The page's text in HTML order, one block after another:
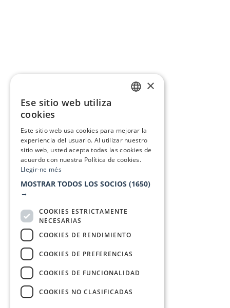
×
Ese sitio web utiliza
cookies
Este sitio web usa cookies para mejorar la
experiencia del usuario. Al utilizar nuestro
sitio web, usted acepta todas las cookies de
acuerdo con nuestra Política de cookies.
Llegir-ne més
MOSTRAR TODOS LOS SOCIOS (1650)
→
COOKIES ESTRICTAMENTE
NECESARIAS
COOKIES DE RENDIMIENTO
COOKIES DE PREFERENCIAS
COOKIES DE FUNCIONALIDAD
COOKIES NO CLASIFICADAS